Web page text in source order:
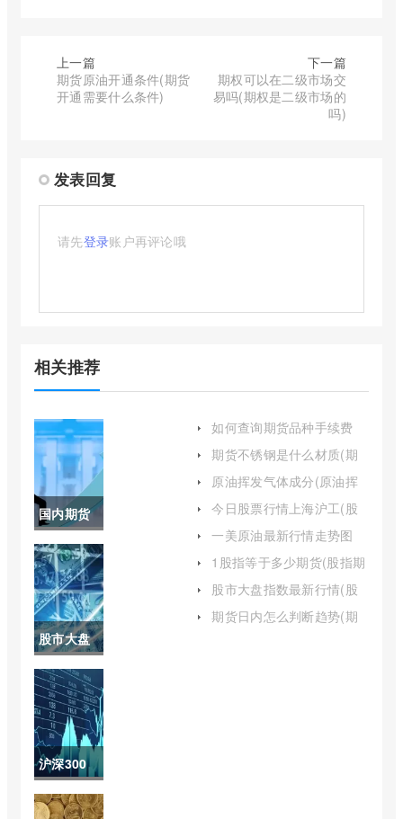
上一篇
期货原油开通条件(期货
开通需要什么条件)
下一篇
期权可以在二级市场交
易吗(期权是二级市场的
吗)
发表回复
请先登录账户再评论哦
相关推荐
国内期货
有哪些品
种(国内期
货特殊品
种有哪些)
股市大盘
深证指数
(股市大盘
恒生指数)
沪深300
指数5年走
如何查询期货品种手续费
(期货各个品种手续费怎么
查询)
期货不锈钢是什么材质(期
货不锈钢是304吗)
原油挥发气体成分(原油挥
发是什么气体)
今日股票行情上海沪工(股
市行情上海沪工)
一美原油最新行情走势图
(wti原油实时行情走势图)
1股指等于多少期货(股指期
货相当多少杠杆)
股市大盘指数最新行情(股
市大盘实时指数)
期货日内怎么判断趋势(期